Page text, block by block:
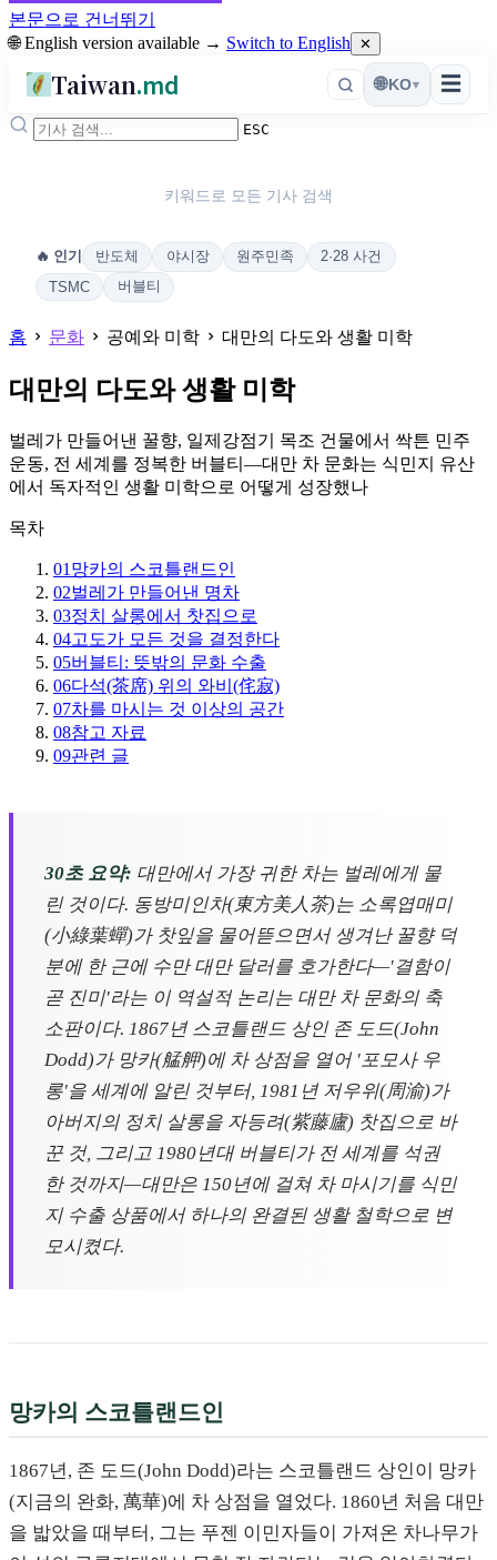
본문으로 건너뛰기
🌐 English version available → Switch to English ✕
Taiwan.md ☰
🌐KO▾
ESC
키워드로 모든 기사 검색
🔥 인기 반도체 야시장 원주민족
2·28 사건
TSMC
버블티
홈 문화 공예와 미학 대만의 다도와 생활 미학
대만의 다도와 생활 미학
벌레가 만들어낸 꿀향, 일제강점기 목조 건물에서 싹튼 민주
운동, 전 세계를 정복한 버블티—대만 차 문화는 식민지 유산
에서 독자적인 생활 미학으로 어떻게 성장했나
목차
01 망카의 스코틀랜드인
02벌레가 만들어낸 명차
03정치 살롱에서 찻집으로
04고도가 모든 것을 결정한다
05버블티: 뜻밖의 문화 수출
06다석(茶席) 위의 와비(侘寂)
07차를 마시는 것 이상의 공간
08참고 자료
09관련 글
30초 요약: 대만에서 가장 귀한 차는 벌레에게 물
린 것이다. 동방미인차(東方美人茶)는 소록엽매미
(小綠葉蟬)가 찻잎을 물어뜯으면서 생겨난 꿀향 덕
분에 한 근에 수만 대만 달러를 호가한다—'결함이
곧 진미'라는 이 역설적 논리는 대만 차 문화의 축
소판이다. 1867년 스코틀랜드 상인 존 도드(John
Dodd)가 망카(艋舺)에 차 상점을 열어 '포모사 우
롱'을 세계에 알린 것부터, 1981년 저우위(周渝)가
아버지의 정치 살롱을 자등려(紫藤廬) 찻집으로 바
꾼 것, 그리고 1980년대 버블티가 전 세계를 석권
한 것까지—대만은 150년에 걸쳐 차 마시기를 식민
지 수출 상품에서 하나의 완결된 생활 철학으로 변
모시켰다.
망카의 스코틀랜드인
1867년, 존 도드(John Dodd)라는 스코틀랜드 상인이 망카
(지금의 완화, 萬華)에 차 상점을 열었다. 1860년 처음 대만
을 밟았을 때부터, 그는 푸젠 이민자들이 가져온 차나무가